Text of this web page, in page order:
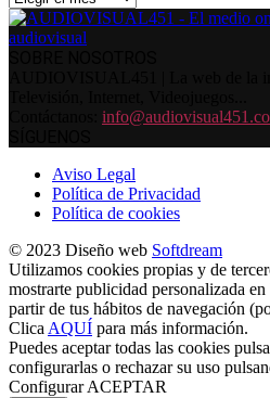
Aviso Legal
Política de Privacidad
Política de cookies
© 2023 Diseño web Softdream
Utilizamos cookies propias y de
mostrarte publicidad personalizada
partir de tus hábitos de navegación
Clica AQUÍ para más información.
Puedes aceptar todas las cookies
configurarlas o rechazar su uso
Configurar ACEPTAR